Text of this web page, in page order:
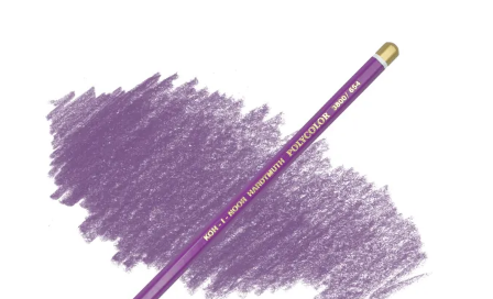
ПРОДОЛЖИТЬ ПОКУПКИ
Вопрос по интернет-магазину
Вопрос по представительству